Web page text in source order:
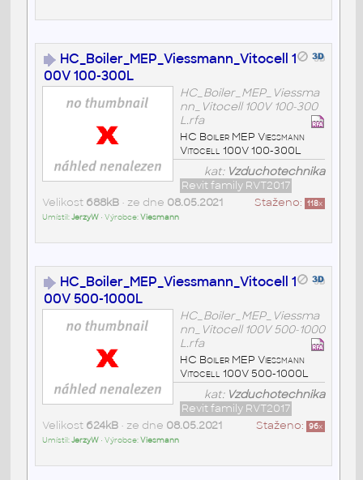
HC_Boiler_MEP_Viessmann_Vitocell 1
00V 100-300L
HC_Boiler_MEP_Viessma
nn_Vitocell 100V 100-300
L.rfa
HC Boiler MEP Viessmann
Vitocell 100V 100-300L
kat: Vzduchotechnika
Revit family RVT2017
Staženo: 118x
Velikost 688kB• ze dne 08.05.2021
Umístil:JerzyW• Výrobce:Viesmann
HC_Boiler_MEP_Viessmann_Vitocell 1
00V 500-1000L
HC_Boiler_MEP_Viessma
nn_Vitocell 100V 500-1000
L.rfa
HC Boiler MEP Viessmann
Vitocell 100V 500-1000L
kat: Vzduchotechnika
Revit family RVT2017
Staženo: 96x
Velikost 624kB• ze dne 08.05.2021
Umístil:JerzyW• Výrobce:Viesmann